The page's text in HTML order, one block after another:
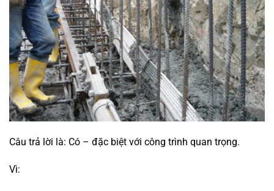
Câu trả lời là: Có – đặc biệt với công trình quan trọng.
Vì: